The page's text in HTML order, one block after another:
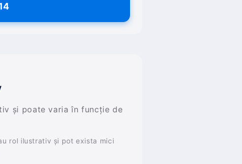
și poate varia în funcție de
rol ilustrativ și pot exista mici